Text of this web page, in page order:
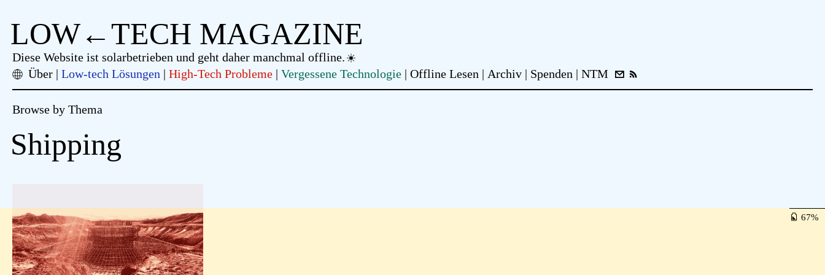
67
LOW←TECH MAGAZINE
Diese Website ist solarbetrieben und geht daher manchmal offline.
Über
Low-tech Lösungen High-Tech Probleme Vergessene Technologie Offline Lesen Archiv Spenden NTM
Browse by Thema
Shipping